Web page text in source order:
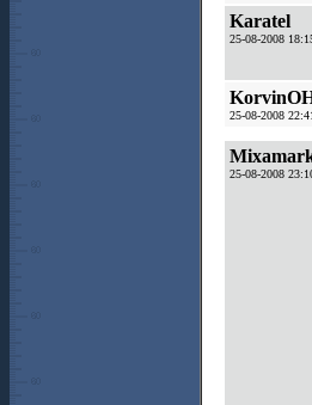
Karatel
25-08-2008
25-08-2008 22:41
25-08-2008